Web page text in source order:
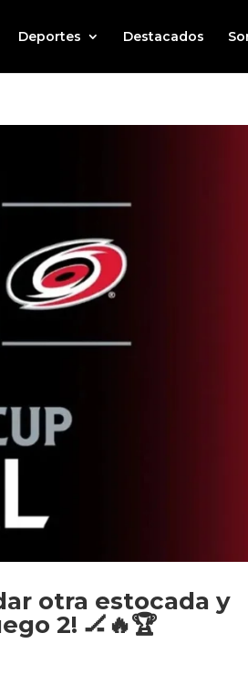
Deportes Destacados
otra estocada y
2! 🏒🔥🏆